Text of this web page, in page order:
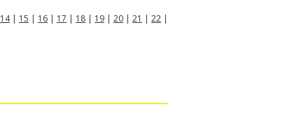
14| 15 | 16 | 17 | 18 | 19 | 20 | 21 | 22 |